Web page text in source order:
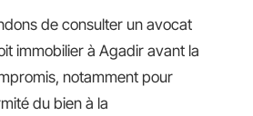
de consulter un avocat
immobilier à Agadir avant la
notamment pour
du bien à la